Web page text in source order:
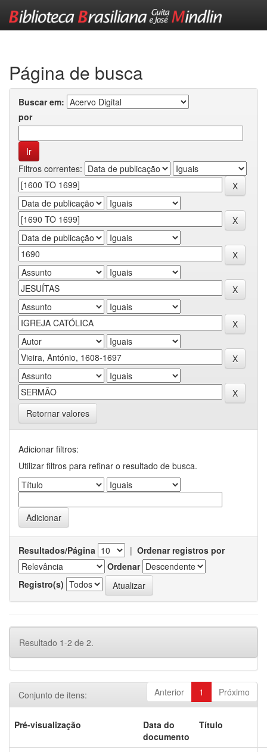
Página de busca
Buscar em:
por
Filtros correntes:
Retornar valores
Adicionar filtros:
Utilizar filtros para refinar o resultado de busca.
Resultados/Página | Ordenar registros por
Ordenar
Registro(s)
Resultado 1-2 de 2.
Anterior 1 Próximo
Conjunto de itens:
Pré-visualização
Data do
documento
Título